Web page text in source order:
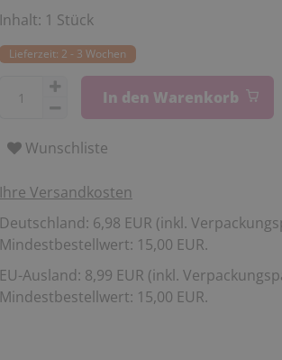
Inhalt: 1 Stück
Lieferzeit: 2 - 3 Wochen
In den Warenkorb
Wunschliste
Ihre Versandkosten
Deutschland: 6,98 EUR (inkl.
Mindestbestellwert: 15,00 EUR.
EU-Ausland: 8,99 EUR (inkl.
Mindestbestellwert: 15,00 EUR.